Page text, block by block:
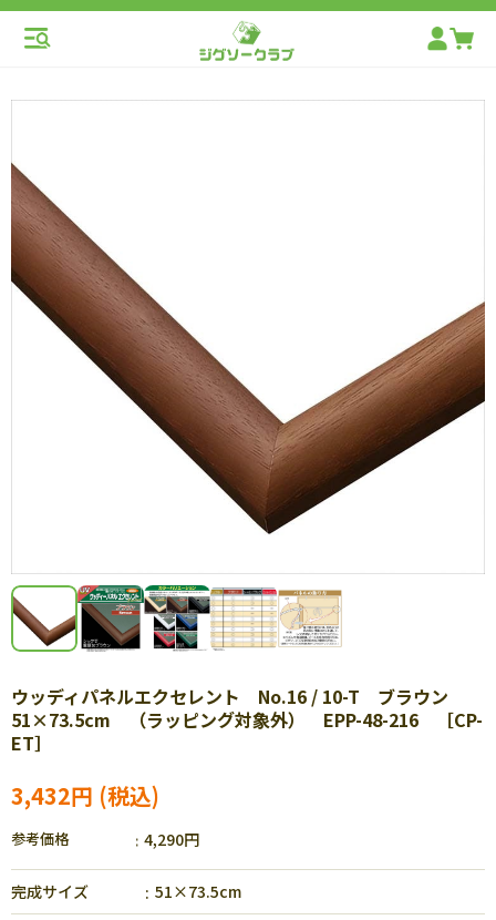
ウッディパネルエクセレント No.16 / 10-T ブラウン
51×73.5cm （ラッピング対象外） EPP-48-216 ［CP-
ET］
3,432円
参考価格 4,290円
完成サイズ 51×73.5cm